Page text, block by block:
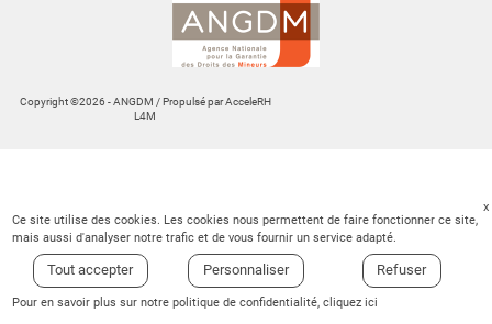
Ce site utilise des cookies. Les cookies nous permettent de faire fonctionner ce site,
mais aussi d'analyser notre trafic et de vous fournir un service adapté.
Tout accepter Personnaliser Refuser
Pour en savoir plus sur notre politique de confidentialité,cliquez ici
Copyright ©2026 - ANGDM / Propulsé parAcceleRH
L4M